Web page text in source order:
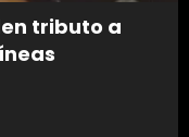
tributo a